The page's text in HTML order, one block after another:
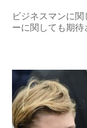
ビジネスマンに
ーに関しても期待